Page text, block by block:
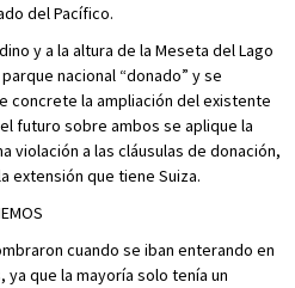
del Pacífico.
y a la altura de la Meseta del Lago
nacional “donado” y se
concrete la ampliación del existente
futuro sobre ambos se aplique la
violación a las cláusulas de donación,
extensión que tiene Suiza.
cuando se iban enterando en
que la mayoría solo tenía un